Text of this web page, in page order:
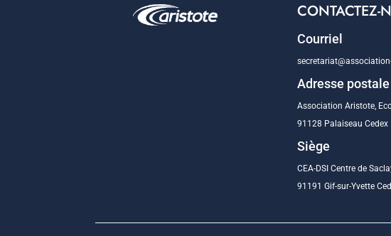
CONTACTEZ-
Courriel
Adresse postale
Association Aristote,
91128 Palaiseau Cedex
Siège
CEA-DSI Centre de
91191 Gif-sur-Yvette